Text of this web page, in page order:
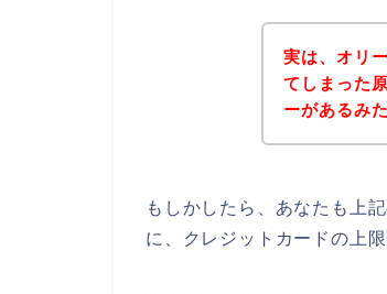
実は、オリ
てしまった
ーがあるみ
もしかしたら、あなたも上
に、クレジットカードの上